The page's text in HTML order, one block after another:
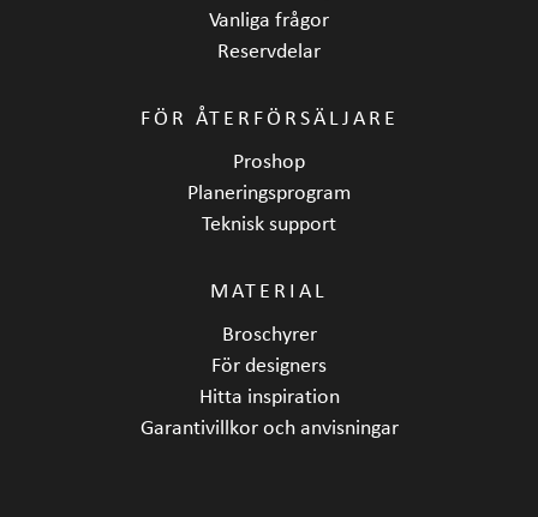
Vanliga frågor
Reservdelar
FÖR ÅTERFÖRSÄLJARE
Proshop
Planeringsprogram
Teknisk support
MATERIAL
Broschyrer
För designers
Hitta inspiration
Garantivillkor och anvisningar